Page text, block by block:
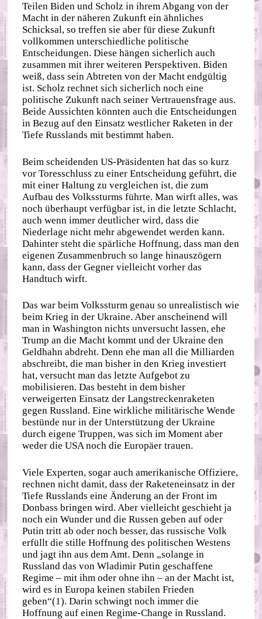
Teilen Biden und Scholz in ihrem Abgang von der
Macht in der näheren Zukunft ein ähnliches
Schicksal, so treffen sie aber für diese Zukunft
vollkommen unterschiedliche politische
Entscheidungen. Diese hängen sicherlich auch
zusammen mit ihrer weiteren Perspektiven. Biden
weiß, dass sein Abtreten von der Macht endgültig
ist. Scholz rechnet sich sicherlich noch eine
politische Zukunft nach seiner Vertrauensfrage aus.
Beide Aussichten könnten auch die Entscheidungen
in Bezug auf den Einsatz westlicher Raketen in der
Tiefe Russlands mit bestimmt haben.
Beim scheidenden US-Präsidenten hat das so kurz
vor Toresschluss zu einer Entscheidung geführt, die
mit einer Haltung zu vergleichen ist, die zum
Aufbau des Volkssturms führte. Man wirft alles, was
noch überhaupt verfügbar ist, in die letzte Schlacht,
auch wenn immer deutlicher wird, dass die
Niederlage nicht mehr abgewendet werden kann.
Dahinter steht die spärliche Hoffnung, dass man den
eigenen Zusammenbruch so lange hinauszögern
kann, dass der Gegner vielleicht vorher das
Handtuch wirft.
Das war beim Volkssturm genau so unrealistisch wie
beim Krieg in der Ukraine. Aber anscheinend will
man in Washington nichts unversucht lassen, ehe
Trump an die Macht kommt und der Ukraine den
Geldhahn abdreht. Denn ehe man all die Milliarden
abschreibt, die man bisher in den Krieg investiert
hat, versucht man das letzte Aufgebot zu
mobilisieren. Das besteht in dem bisher
verweigerten Einsatz der Langstreckenraketen
gegen Russland. Eine wirkliche militärische Wende
bestünde nur in der Unterstützung der Ukraine
durch eigene Truppen, was sich im Moment aber
weder die USA noch die Europäer trauen.
Viele Experten, sogar auch amerikanische Offiziere,
rechnen nicht damit, dass der Raketeneinsatz in der
Tiefe Russlands eine Änderung an der Front im
Donbass bringen wird. Aber vielleicht geschieht ja
noch ein Wunder und die Russen geben auf oder
Putin tritt ab oder noch besser, das russische Volk
erfüllt die stille Hoffnung des politischen Westens
und jagt ihn aus dem Amt. Denn „solange in
Russland das von Wladimir Putin geschaffene
Regime – mit ihm oder ohne ihn – an der Macht ist,
wird es in Europa keinen stabilen Frieden
geben“(1). Darin schwingt noch immer die
Hoffnung auf einen Regime-Change in Russland.